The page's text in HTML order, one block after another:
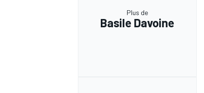
Plus de
Basile Davoine